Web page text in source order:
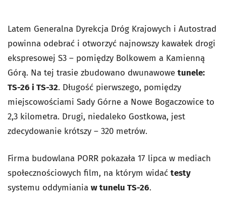
Latem Generalna Dyrekcja Dróg Krajowych i Autostrad
powinna odebrać i otworzyć najnowszy kawałek drogi
ekspresowej S3 – pomiędzy Bolkowem a Kamienną
Górą. Na tej trasie zbudowano dwunawowe tunele:
TS-26 i TS-32. Długość pierwszego, pomiędzy
miejscowościami Sady Górne a Nowe Bogaczowice to
2,3 kilometra. Drugi, niedaleko Gostkowa, jest
zdecydowanie krótszy – 320 metrów.
Firma budowlana PORR pokazała 17 lipca w mediach
społecznościowych film, na którym widać testy
systemu oddymiania w tunelu TS-26.